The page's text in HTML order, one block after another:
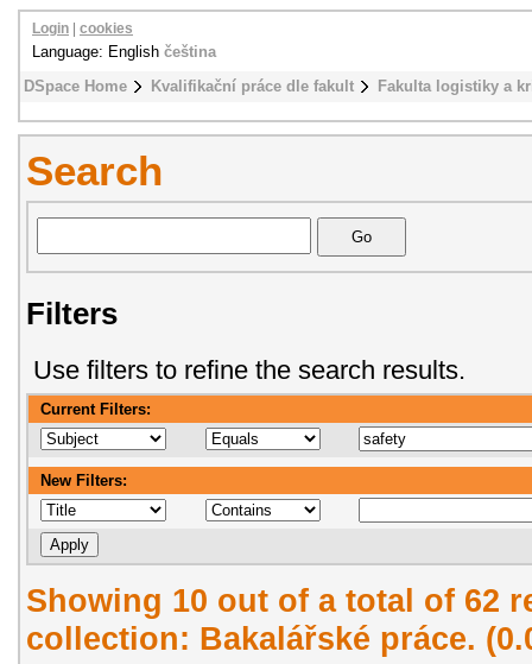
DSpace Home Kvalifikační práce dle fakult Fakulta logistiky a
Login cookies
Language: English čeština
Search
Filters
Use filters to refine the search results.
Current Filters:
New Filters:
Showing 10 out of a total of 62
collection: Bakalářské práce.